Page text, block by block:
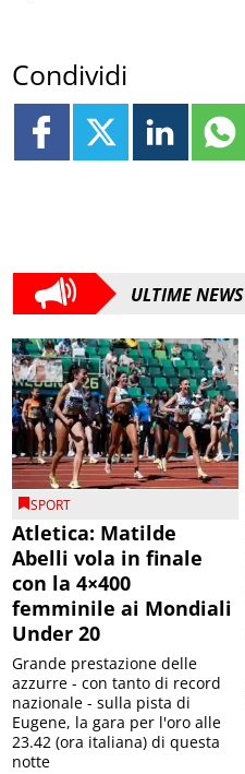
Condividi
ULTIME NEWS
SPORT
Atletica: Matilde
Abelli vola in finale
con la 4×400
femminile ai Mondiali
Under 20
Grande prestazione delle
azzurre - con tanto di record
nazionale - sulla pista di
Eugene, la gara per l'oro alle
23.42 (ora italiana) di questa
notte